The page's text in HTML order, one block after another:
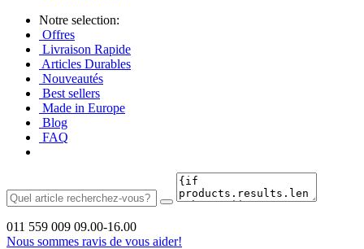
Notre selection:
Offres
Livraison Rapide
Articles Durables
Nouveautés
Best sellers
Made in Europe
Blog
FAQ
011 559 009 09.00-16.00
Nous sommes ravis de vous aider!